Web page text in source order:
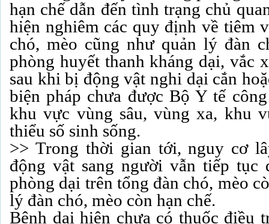
hạn chế dẫn đến tình trạng chủ
hiện nghiêm các quy định về tiêm
chó, mèo cũng như quản lý đàn
phòng huyết thanh kháng dại, vắc
sau khi bị động vật nghi dại cắn
biện pháp chưa được Bộ Y tế
khu vực vùng sâu, vùng xa, khu
thiểu số sinh sống.
>> Trong thời gian tới, nguy cơ
động vật sang người vẫn tiếp
phòng dại trên tổng đàn chó, mèo
lý đàn chó, mèo còn hạn chế.
Bệnh dại hiện chưa có thuốc điều